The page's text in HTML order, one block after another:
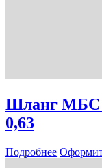
Шланг МБС
0,63
Подробнее